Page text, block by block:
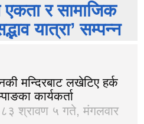
एकता र सामाजिक
यात्रा’ सम्पन्न
मन्दिरबाट लखेटिए हर्क
कार्यकर्ता
श्रावण ५ गते, मंगलवार